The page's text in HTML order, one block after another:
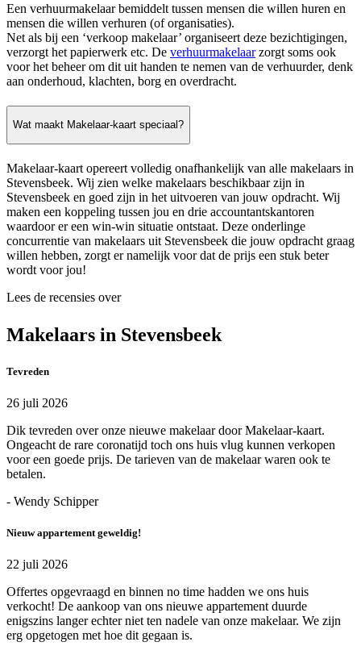
Een verhuurmakelaar bemiddelt tussen mensen die willen huren en
mensen die willen verhuren (of organisaties).
Net als bij een ‘verkoop makelaar’ organiseert deze bezichtigingen,
verzorgt het papierwerk etc. De verhuurmakelaarzorgt soms ook
voor het beheer om dit uit handen te nemen van de verhuurder, denk
aan onderhoud, klachten, borg en overdracht.
Wat maakt Makelaar-kaart speciaal?
Makelaar-kaart opereert volledig onafhankelijk van alle makelaars in
Stevensbeek. Wij zien welke makelaars beschikbaar zijn in
Stevensbeek en goed zijn in het uitvoeren van jouw opdracht. Wij
maken een koppeling tussen jou en drie accountantskantoren
waardoor er een win-win situatie ontstaat. Deze onderlinge
concurrentie van makelaars uit Stevensbeek die jouw opdracht graag
willen hebben, zorgt er namelijk voor dat de prijs een stuk beter
wordt voor jou!
Lees de recensies over
Makelaars in Stevensbeek
Tevreden
26 juli 2026
Dik tevreden over onze nieuwe makelaar door Makelaar-kaart.
Ongeacht de rare coronatijd toch ons huis vlug kunnen verkopen
voor een goede prijs. De tarieven van de makelaar waren ook te
betalen.
- Wendy Schipper
Nieuw appartement geweldig!
22 juli 2026
Offertes opgevraagd en binnen no time hadden we ons huis
verkocht! De aankoop van ons nieuwe appartement duurde
enigszins langer echter niet ten nadele van onze makelaar. We zijn
erg opgetogen met hoe dit gegaan is.